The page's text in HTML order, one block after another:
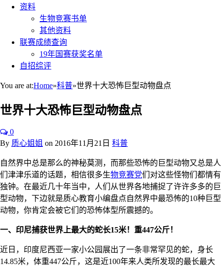
资料
生物竞赛书单
其他资料
联赛成绩查询
19年国赛获奖名单
自招综评
You are at:Home»科普»世界十大恐怖巨型动物盘点
世界十大恐怖巨型动物盘点
0
By 质心姐姐 on 2016年11月21日 科普
自然界中总是那么的神秘莫测，而那些恐怖的巨型动物又总是人
们津津乐道的话题，相信很多生物竞赛党们对这些怪物们都情有
独钟。在最近几十年当中，人们从世界各地捕捉了许许多多的巨
型动物，下边就是质心教育小编盘点自然界中最恐怖的10种巨型
动物，你肯定会被它们的恐怖体型所震撼的。
一、印尼捕获世界上最大的蛇长15米！重447公斤！
近日，印度尼西亚一家小公园展出了一条非常罕见的蛇，身长
14.85米，体重447公斤，这是近100年来人类所发现的最长最大